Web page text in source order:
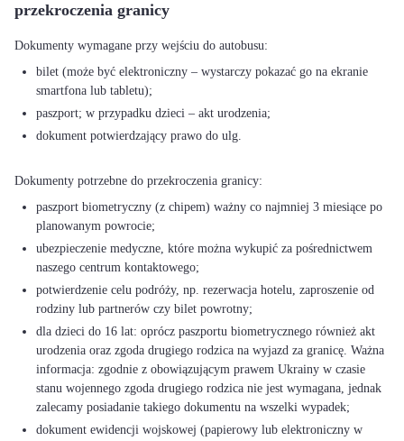
przekroczenia granicy
bilet (może być elektroniczny – wystarczy pokazać go na ekranie
smartfona lub tabletu);
paszport; w przypadku dzieci – akt urodzenia;
dokument potwierdzający prawo do ulg.
paszport biometryczny (z chipem) ważny co najmniej 3 miesiące po
planowanym powrocie;
ubezpieczenie medyczne, które można wykupić za pośrednictwem
naszego centrum kontaktowego;
potwierdzenie celu podróży, np. rezerwacja hotelu, zaproszenie od
rodziny lub partnerów czy bilet powrotny;
dla dzieci do 16 lat: oprócz paszportu biometrycznego również akt
urodzenia oraz zgoda drugiego rodzica na wyjazd za granicę. Ważna
informacja: zgodnie z obowiązującym prawem Ukrainy w czasie
stanu wojennego zgoda drugiego rodzica nie jest wymagana, jednak
zalecamy posiadanie takiego dokumentu na wszelki wypadek;
dokument ewidencji wojskowej (papierowy lub elektroniczny w